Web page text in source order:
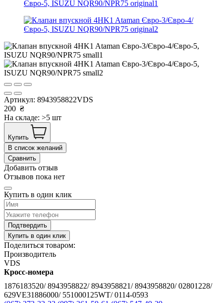
Артикул: 8943958822VDS
200 ₴
На складе: >5 шт
Купить
В список желаний
Сравнить
Добавить отзыв
Отзывов пока нет
Купить в один клик
Подтвердить
Купить в один клик
Поделиться товаром:
Производитель
VDS
Кросс-номера
1876183520/ 8943958822/ 8943958821/ 8943958820/ 02801228/
629VE31886000/ 551000125WT/ 0114-0593